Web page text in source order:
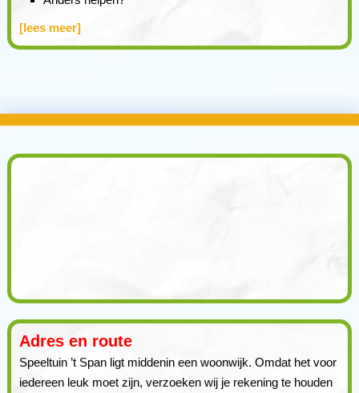
[lees meer]
Adres en route
Speeltuin ’t Span ligt middenin een woonwijk. Omdat het voor
iedereen leuk moet zijn, verzoeken wij je rekening te houden